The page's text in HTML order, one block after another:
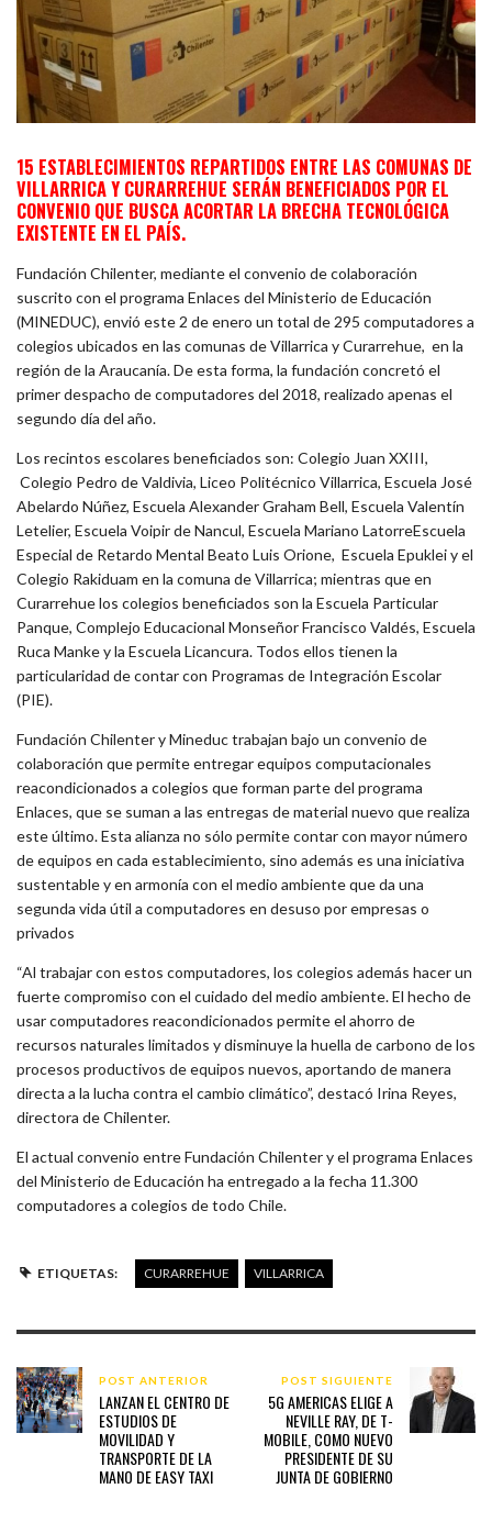
15 ESTABLECIMIENTOS REPARTIDOS ENTRE LAS COMUNAS DE
VILLARRICA Y CURARREHUE SERÁN BENEFICIADOS POR EL
CONVENIO QUE BUSCA ACORTAR LA BRECHA TECNOLÓGICA
EXISTENTE EN EL PAÍS.
Fundación Chilenter, mediante el convenio de colaboración
suscrito con el programa Enlaces del Ministerio de Educación
(MINEDUC), envió este 2 de enero un total de 295 computadores a
colegios ubicados en las comunas de Villarrica y Curarrehue, en la
región de la Araucanía. De esta forma, la fundación concretó el
primer despacho de computadores del 2018, realizado apenas el
segundo día del año.
Los recintos escolares beneficiados son: Colegio Juan XXIII,
Colegio Pedro de Valdivia, Liceo Politécnico Villarrica, Escuela José
Abelardo Núñez, Escuela Alexander Graham Bell, Escuela Valentín
Letelier, Escuela Voipir de Nancul, Escuela Mariano LatorreEscuela
Especial de Retardo Mental Beato Luis Orione, Escuela Epuklei y el
Colegio Rakiduam en la comuna de Villarrica; mientras que en
Curarrehue los colegios beneficiados son la Escuela Particular
Panque, Complejo Educacional Monseñor Francisco Valdés, Escuela
Ruca Manke y la Escuela Licancura. Todos ellos tienen la
particularidad de contar con Programas de Integración Escolar
(PIE).
Fundación Chilenter y Mineduc trabajan bajo un convenio de
colaboración que permite entregar equipos computacionales
reacondicionados a colegios que forman parte del programa
Enlaces, que se suman a las entregas de material nuevo que realiza
este último. Esta alianza no sólo permite contar con mayor número
de equipos en cada establecimiento, sino además es una iniciativa
sustentable y en armonía con el medio ambiente que da una
segunda vida útil a computadores en desuso por empresas o
privados
“Al trabajar con estos computadores, los colegios además hacer un
fuerte compromiso con el cuidado del medio ambiente. El hecho de
usar computadores reacondicionados permite el ahorro de
recursos naturales limitados y disminuye la huella de carbono de los
procesos productivos de equipos nuevos, aportando de manera
directa a la lucha contra el cambio climático”, destacó Irina Reyes,
directora de Chilenter.
El actual convenio entre Fundación Chilenter y el programa Enlaces
del Ministerio de Educación ha entregado a la fecha 11.300
computadores a colegios de todo Chile.
ETIQUETAS: CURARREHUE VILLARRICA
POST ANTERIOR
LANZAN EL CENTRO DE
ESTUDIOS DE
MOVILIDAD Y
TRANSPORTE DE LA
MANO DE EASY TAXI
POST SIGUIENTE
5G AMERICAS ELIGE A
NEVILLE RAY, DE T-
MOBILE, COMO NUEVO
PRESIDENTE DE SU
JUNTA DE GOBIERNO